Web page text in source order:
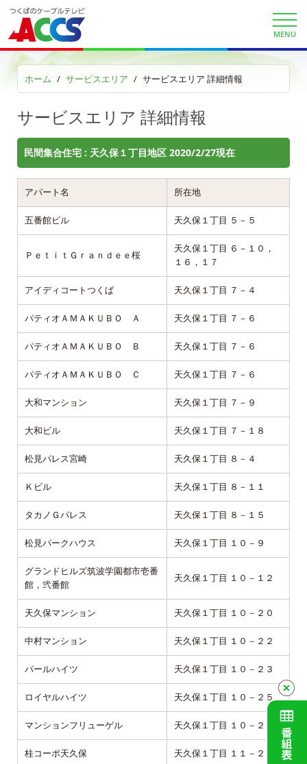
MENU
ホーム サービスエリア サービスエリア 詳細情報
サービスエリア 詳細情報
民間集合住宅 : 天久保１丁目地区 2020/2/27現在
アパート名 所在地
五番館ビル 天久保１丁目 ５－５
ＰｅｔｉｔＧｒａｎｄｅｅ桜
天久保１丁目 ６－１０，
１６，１７
アイディコートつくば 天久保１丁目 ７－４
パティオＡＭＡＫＵＢＯ Ａ 天久保１丁目 ７－６
パティオＡＭＡＫＵＢＯ Ｂ 天久保１丁目 ７－６
パティオＡＭＡＫＵＢＯ Ｃ 天久保１丁目 ７－６
大和マンション 天久保１丁目 ７－９
大和ビル 天久保１丁目 ７－１８
松見パレス宮崎 天久保１丁目 ８－４
Ｋビル 天久保１丁目 ８－１１
タカノＧパレス 天久保１丁目 ８－１５
松見パークハウス 天久保１丁目 １０－９
グランドヒルズ筑波学園都市壱番
館，弐番館
天久保１丁目 １０－１２
天久保マンション 天久保１丁目 １０－２０
中村マンション 天久保１丁目 １０－２２
パールハイツ 天久保１丁目 １０－２３
ロイヤルハイツ 天久保１丁目 １０－２５
マンションフリューゲル 天久保１丁目 １０－２８
桂コーポ天久保 天久保１丁目 １１－２
Service
ACCS Cable Connection